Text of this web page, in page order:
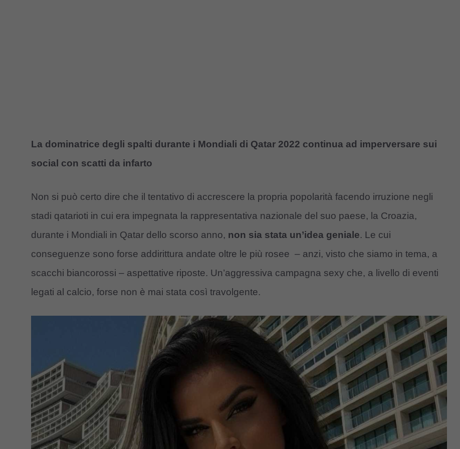
La dominatrice degli spalti durante i Mondiali di Qatar 2022 continua ad imperversare sui
social con scatti da infarto
Non si può certo dire che il tentativo di accrescere la propria popolarità facendo irruzione negli
stadi qatarioti in cui era impegnata la rappresentativa nazionale del suo paese, la Croazia,
durante i Mondiali in Qatar dello scorso anno, non sia stata un’idea geniale. Le cui
conseguenze sono forse addirittura andate oltre le più rosee – anzi, visto che siamo in tema, a
scacchi biancorossi – aspettative riposte. Un’aggressiva campagna sexy che, a livello di eventi
legati al calcio, forse non è mai stata così travolgente.